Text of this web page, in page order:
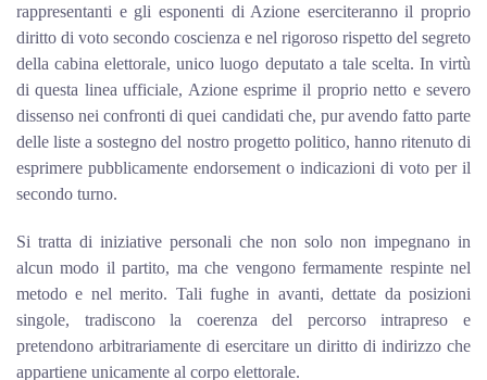
rappresentanti e gli esponenti di Azione eserciteranno il proprio
diritto di voto secondo coscienza e nel rigoroso rispetto del segreto
della cabina elettorale, unico luogo deputato a tale scelta. In virtù
di questa linea ufficiale, Azione esprime il proprio netto e severo
dissenso nei confronti di quei candidati che, pur avendo fatto parte
delle liste a sostegno del nostro progetto politico, hanno ritenuto di
esprimere pubblicamente endorsement o indicazioni di voto per il
secondo turno.
Si tratta di iniziative personali che non solo non impegnano in
alcun modo il partito, ma che vengono fermamente respinte nel
metodo e nel merito. Tali fughe in avanti, dettate da posizioni
singole, tradiscono la coerenza del percorso intrapreso e
pretendono arbitrariamente di esercitare un diritto di indirizzo che
appartiene unicamente al corpo elettorale.